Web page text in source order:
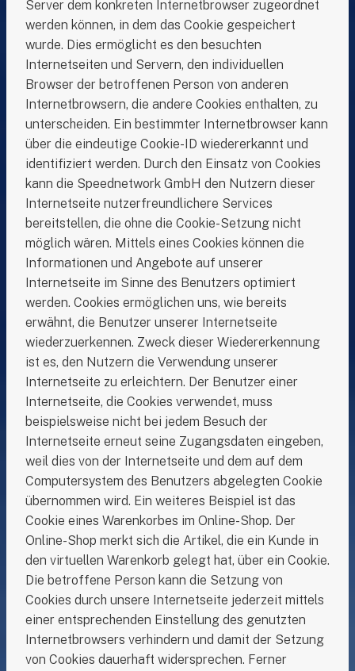
Server dem konkreten Internetbrowser zugeordnet
werden können, in dem das Cookie gespeichert
wurde. Dies ermöglicht es den besuchten
Internetseiten und Servern, den individuellen
Browser der betroffenen Person von anderen
Internetbrowsern, die andere Cookies enthalten, zu
unterscheiden. Ein bestimmter Internetbrowser kann
über die eindeutige Cookie-ID wiedererkannt und
identifiziert werden. Durch den Einsatz von Cookies
kann die Speednetwork GmbH den Nutzern dieser
Internetseite nutzerfreundlichere Services
bereitstellen, die ohne die Cookie-Setzung nicht
möglich wären. Mittels eines Cookies können die
Informationen und Angebote auf unserer
Internetseite im Sinne des Benutzers optimiert
werden. Cookies ermöglichen uns, wie bereits
erwähnt, die Benutzer unserer Internetseite
wiederzuerkennen. Zweck dieser Wiedererkennung
ist es, den Nutzern die Verwendung unserer
Internetseite zu erleichtern. Der Benutzer einer
Internetseite, die Cookies verwendet, muss
beispielsweise nicht bei jedem Besuch der
Internetseite erneut seine Zugangsdaten eingeben,
weil dies von der Internetseite und dem auf dem
Computersystem des Benutzers abgelegten Cookie
übernommen wird. Ein weiteres Beispiel ist das
Cookie eines Warenkorbes im Online-Shop. Der
Online-Shop merkt sich die Artikel, die ein Kunde in
den virtuellen Warenkorb gelegt hat, über ein Cookie.
Die betroffene Person kann die Setzung von
Cookies durch unsere Internetseite jederzeit mittels
einer entsprechenden Einstellung des genutzten
Internetbrowsers verhindern und damit der Setzung
von Cookies dauerhaft widersprechen. Ferner